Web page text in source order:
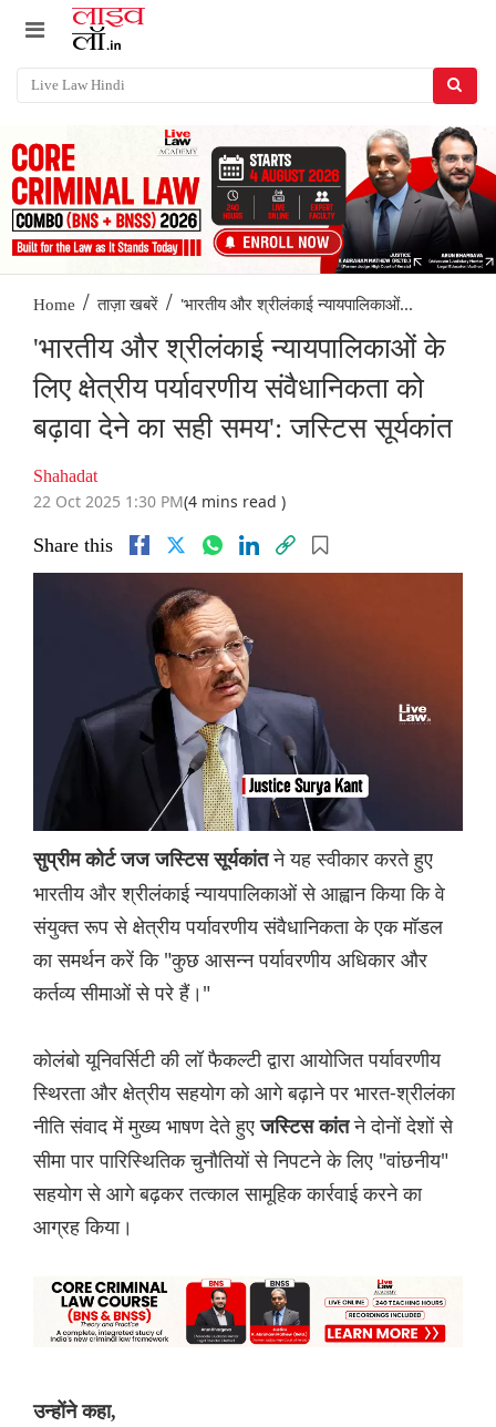
Home / ताज़ा खबरें / 'भारतीय और श्रीलंकाई न्यायपालिकाओं...
'भारतीय और श्रीलंकाई न्यायपालिकाओं के
लिए क्षेत्रीय पर्यावरणीय संवैधानिकता को
बढ़ावा देने का सही समय': जस्टिस सूर्यकांत
Shahadat
22 Oct 2025 1:30 PM(4 mins read )
Share this
सुप्रीम कोर्ट जज जस्टिस सूर्यकांतने यह स्वीकार करते हुए
भारतीय और श्रीलंकाई न्यायपालिकाओं से आह्वान किया कि वे
संयुक्त रूप से क्षेत्रीय पर्यावरणीय संवैधानिकता के एक मॉडल
का समर्थन करें कि "कुछ आसन्न पर्यावरणीय अधिकार और
कर्तव्य सीमाओं से परे हैं।"
कोलंबो यूनिवर्सिटी की लॉ फैकल्टी द्वारा आयोजित पर्यावरणीय
स्थिरता और क्षेत्रीय सहयोग को आगे बढ़ाने पर भारत-श्रीलंका
नीति संवाद में मुख्य भाषण देते हुएजस्टिस कांतने दोनों देशों से
सीमा पार पारिस्थितिक चुनौतियों से निपटने के लिए "वांछनीय"
सहयोग से आगे बढ़कर तत्काल सामूहिक कार्रवाई करने का
आग्रह किया।
उन्होंने कहा,